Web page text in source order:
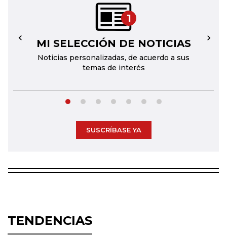
1
MI SELECCIÓN DE NOTICIAS
Noticias personalizadas, de acuerdo a sus
temas de interés
← →
SUSCRÍBASE YA
TENDENCIAS